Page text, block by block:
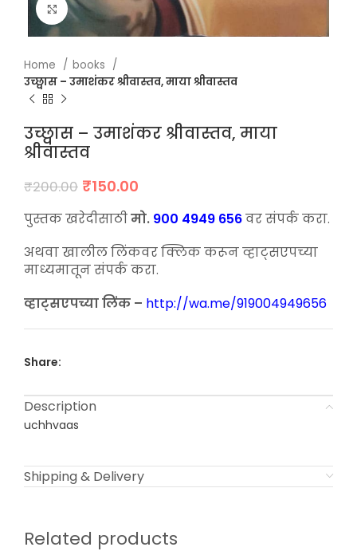
Click to enlarge
Home
books
उच्छ्वास – उमाशंकर श्रीवास्तव, माया श्रीवास्तव
उच्छ्वास – उमाशंकर श्रीवास्तव, माया
श्रीवास्तव
₹200.00 Original
was:
₹150.00
is:
पुस्तक खरेदीसाठीमो. 900 4949 656वर संपर्क करा.
अथवा खालील लिंकवर क्लिक करून व्हाट्सएपच्या
माध्यमातून संपर्क करा.
व्हाट्सएपच्या लिंक – http://wa.me/919004949656
Share:
Description
uchhvaas
Shipping & Delivery
Related products